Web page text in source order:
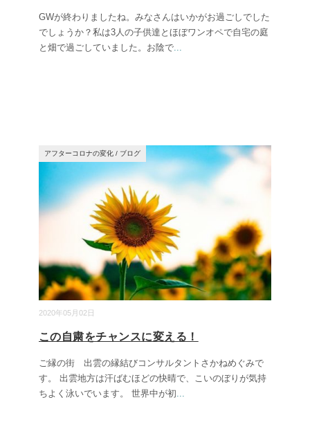
GWが終わりましたね。みなさんはいかがお過ごしでした
でしょうか？私は3人の子供達とほぼワンオペで自宅の庭
と畑で過ごしていました。お陰で...
2020年05月02日
アフターコロナの変化 / ブログ
この自粛をチャンスに変える！
ご縁の街 出雲の縁結びコンサルタントさかねめぐみで
す。 出雲地方は汗ばむほどの快晴で、こいのぼりが気持
ちよく泳いでいます。 世界中が初...